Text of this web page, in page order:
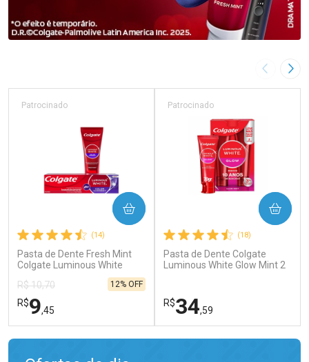
Imagem
(14)
Pasta de Dente Fresh Mint
Colgate Luminous White
Patrocinado
R$ 10,70
R$9,45
12% OFF
COMPRAR
(18)
Pasta de Dente Colgate
Luminous White Glow Mint 2
Patrocinado
R$34,59
COMPRAR